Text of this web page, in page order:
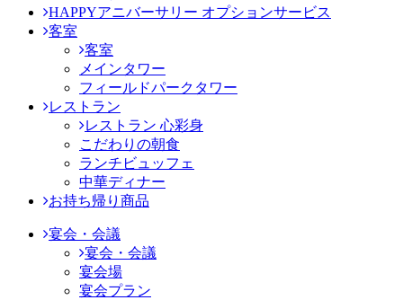
HAPPYアニバーサリー オプションサービス
客室
客室
メインタワー
フィールドパークタワー
レストラン
レストラン 心彩身
こだわりの朝食
ランチビュッフェ
中華ディナー
お持ち帰り商品
宴会・会議
宴会・会議
宴会場
宴会プラン